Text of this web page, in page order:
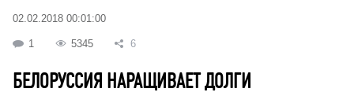
02.02.2018 00:01:00
1 5345 6
БЕЛОРУССИЯ НАРАЩИВАЕТ ДОЛГИ